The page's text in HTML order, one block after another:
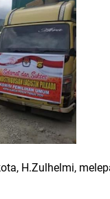
H.Zulhelmi,